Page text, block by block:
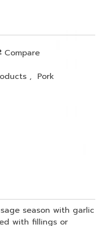
Compare
, Pork
season with garlic
with fillings or